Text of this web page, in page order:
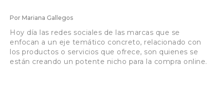
Por Mariana Gallegos
Hoy día las redes sociales de las marcas que se
enfocan a un eje temático concreto, relacionado con
los productos o servicios que ofrece, son quienes se
están creando un potente nicho para la compra online.